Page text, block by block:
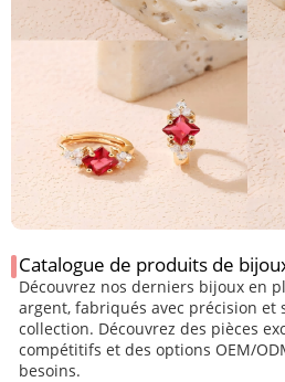
Catalogue de produits de
Découvrez nos derniers bijoux en
argent, fabriqués avec précision
collection. Découvrez des pièces
compétitifs et des options OEM/
besoins.